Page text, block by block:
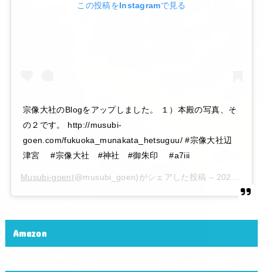
この投稿をInstagramで見る
宗像大社のBlogをアップしました。 １）本殿の写真、そ
の２です。 http://musubi-
goen.com/fukuoka_munakata_hetsuguu/ #宗像大社辺
津宮 #宗像大社 #神社 #御朱印 #a7iii
Musubi-goen(@musubi_goen)がシェアした投稿 – 2020年 6月月6日午後10時15分PDT
Amazon